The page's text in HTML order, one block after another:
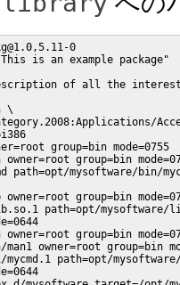
0
is an example package"
of all the
\
group=bin mode=0755
group=bin
path=opt/mysoftware/bin/
group=bin
path=opt/
group=bin
owner=root group=bin
path=opt/mysoftware/